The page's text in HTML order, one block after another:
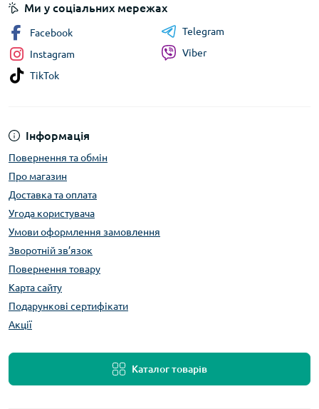
Інформація
Повернення та обмін
Про магазин
Доставка та оплата
Угода користувача
Умови оформлення замовлення
Зворотній зв’язок
Повернення товару
Карта сайту
Подарункові сертифікати
Акції
Каталог товарів
Ми у соціальних мережах
Facebook
Instagram
TikTok
Telegram
Viber